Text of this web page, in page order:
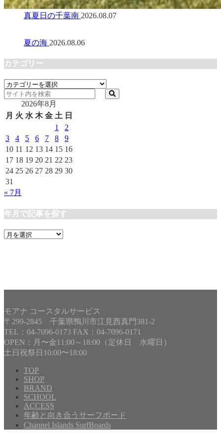
真夏日の千葉南 2026.08.07
夏の海 2026.08.06
カテゴリー
カ
テ
リ
2026年8月
月 火 水 木 金 土 日
1
2
3
4 5 6 7 8
9
10 11 12 13 14 15 16
17 18 19 20 21 22 23
24 25 26 27 28 29 30
31
« 7月
年月で記事を探す
年
モアナ コースタルサービス
〒299-2845 千葉県鴨川市江見西真門381-2
TEL：04-7096-0173 FAX：04-7096-0171
OPEN：月〜金11:00～18:00（定休日 水曜日）
土日祝祭日10:00〜18:00
TOP
SHOP
BRAND
SCHOOL
ACCESS
年齢と向き合うサーフボード
Channel Islands SurfBoards
Copyright©MOANA COASTAL SERVICE
Reserved.